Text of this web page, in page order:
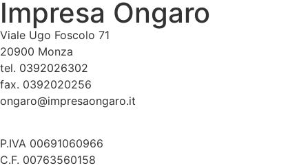
Impresa Ongaro
Viale Ugo Foscolo 71
20900 Monza
tel. 0392026302
fax. 0392020256
ongaro@impresaongaro.it
P.IVA 00691060966
C.F. 00763560158